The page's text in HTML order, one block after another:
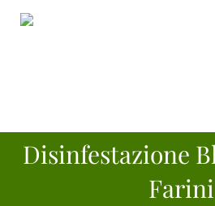
Passa al contenuto principale
Skip to header right navigation
Skip to site footer
Disinfestazione
Farini